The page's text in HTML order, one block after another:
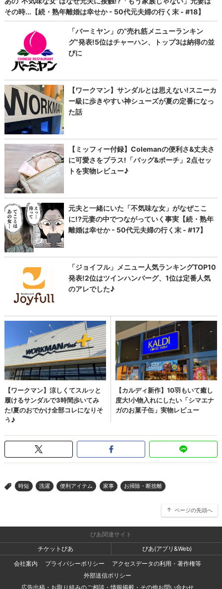
> 時短 洗濯 便利アイテム 家事 お掃除・断捨離
ページの先頭へ
ぴあ関連サイト
チケットぴあ
ぴあ(アプリ&Web)
会社案内
プライバシーポリシー
アクセスデータの利用・著作権等
外部送信ポリシー
広告出稿・お取り組みのご相談・情報掲載・その他お問い合わせ